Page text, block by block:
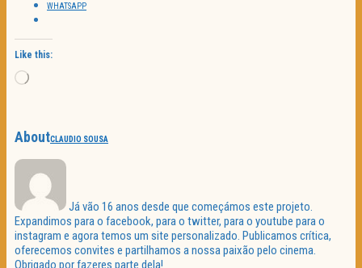
WHATSAPP
Like this:
Loading…
AboutCLAUDIO SOUSA
Já vão 16 anos desde que começámos este projeto.
Expandimos para o facebook, para o twitter, para o youtube para o
instagram e agora temos um site personalizado. Publicamos crítica,
oferecemos convites e partilhamos a nossa paixão pelo cinema.
Obrigado por fazeres parte dela!